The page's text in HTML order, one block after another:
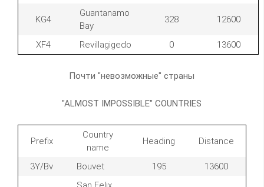
KG4
Guantanamo
Bay
328 12600
XF4 Revillagigedo 0 13600
Почти "невозможные" страны
"ALMOST IMPOSSIBLE" COUNTRIES
Prefix
Country
name
Heading Distance
3Y/Bv Bouvet 195 13600